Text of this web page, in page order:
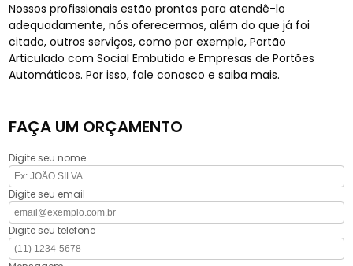
Nossos profissionais estão prontos para atendê-lo
adequadamente, nós oferecermos, além do que já foi
citado, outros serviços, como por exemplo, Portão
Articulado com Social Embutido e Empresas de Portões
Automáticos. Por isso, fale conosco e saiba mais.
FAÇA UM ORÇAMENTO
Digite seu nome
Digite seu email
Digite seu telefone